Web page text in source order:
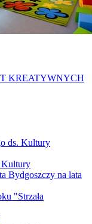
KREATYWNYCH
ds. Kultury
Kultury
Bydgoszczy na lata
"Strzała